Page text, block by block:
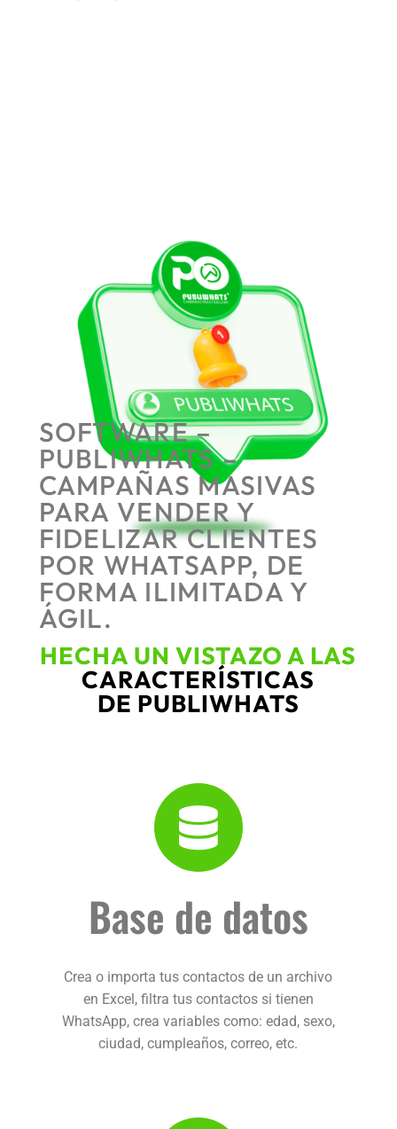
SOFTWARE –
PUBLIWHATS –
CAMPAÑAS MASIVAS
PARA VENDER Y
FIDELIZAR CLIENTES
POR WHATSAPP, DE
FORMA ILIMITADA Y
ÁGIL.
HECHA UN VISTAZO A LAS
CARACTERÍSTICAS
DE PUBLIWHATS
Base de datos
Crea o importa tus contactos de un archivo
en Excel, filtra tus contactos si tienen
WhatsApp, crea variables como: edad, sexo,
ciudad, cumpleaños, correo, etc.